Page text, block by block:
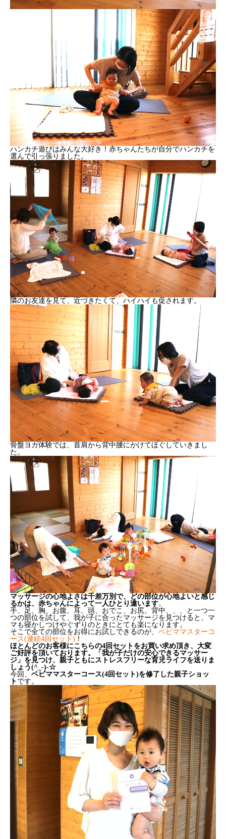
ハンカチ遊びはみんな大好き！赤ちゃんたちが自分でハンカチを
選んで引っ張りました。
隣のお友達を見て、近づきたくて、ハイハイも促されます。
骨盤ヨガ体験では、首肩から背中腰にかけてほぐしていきまし
た。
マッサージの心地よさは千差万別で、どの部位が心地よいと感じ
るかは、赤ちゃんによって一人ひとり違います。
手、足、胸、お腹、耳、頭、おでこ、お尻、背中、、、と一つ一
つの部位を試して、我が子に合ったマッサージを見つけると、マ
マも寝かしつけやぐずりのときにとても楽になります。
そこで全ての部位をお得にお試しできるのが、 ベビママスターコ
ース(連続4回セット) ！
ほとんどのお客様にこちらの4回セットをお買い求め頂き、大変
ご好評を頂いております。「我が子だけの安心できるマッサー
ジ」を見つけ、親子ともにストレスフリーな育児ライフを送りま
しょう(^_-)-☆
今回、 ベビママスターコース(4回セット)を修了した親子ショッ
ト です。